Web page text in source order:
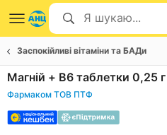
Заспокійливі вітаміни та БАДи
Магній + B6 таблетки 0,25
Фармаком ТОВ ПТФ